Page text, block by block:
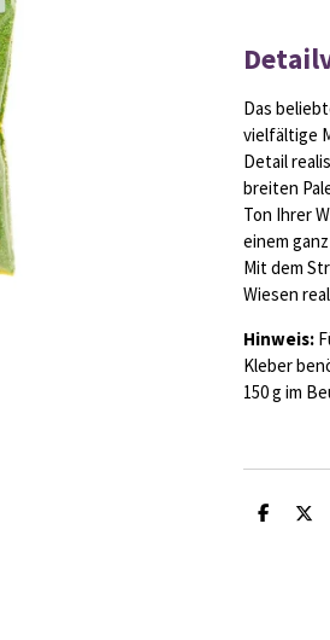
Das
vielfältige
Detail
breiten
Ton Ihrer
einem
Mit dem
Wiesen
Hinweis:
Kleber
150 g im
T
T